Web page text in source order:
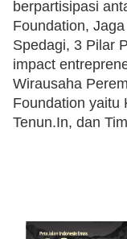
berpartisipasi
Foundation,
Spedagi, 3 Pilar
impact
Wirausaha
Foundation yaitu
Tenun.In, dan